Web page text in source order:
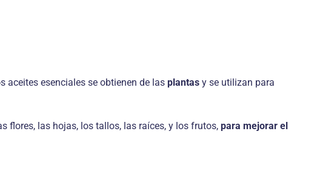
aceites esenciales se obtienen de las plantas y se utilizan para
flores, las hojas, los tallos, las raíces, y los frutos, para mejorar el